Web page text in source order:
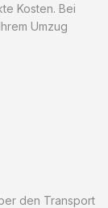
Kosten. Bei
Umzug
den Transport